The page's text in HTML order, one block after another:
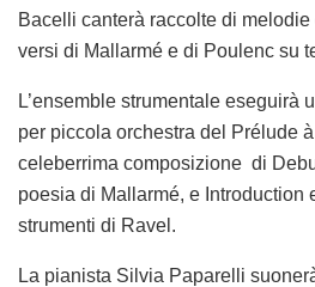
Bacelli canterà raccolte di
versi di Mallarmé e di Poulenc su
L’ensemble strumentale eseguirà
per piccola orchestra del Prélude
celeberrima composizione di
poesia di Mallarmé, e Introduction
strumenti di Ravel.
La pianista Silvia Paparelli